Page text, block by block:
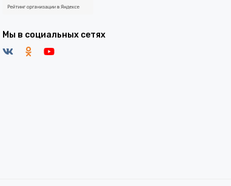
Мы в социальных сетях